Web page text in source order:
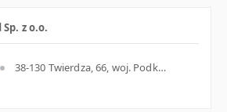
z o.o.
38-130 Twierdza, 66, woj. Podkarpackie, pow. Strzyżowski, gm. Frysztak